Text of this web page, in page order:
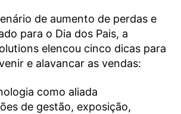
de aumento de perdas e
para o Dia dos Pais, a
elencou cinco dicas para
e alavancar as vendas:
como aliada
de gestão, exposição,